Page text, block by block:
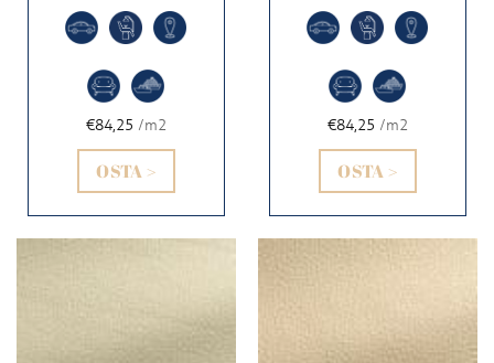
€84,25 /m2
OSTA >
€84,25 /m2
OSTA >